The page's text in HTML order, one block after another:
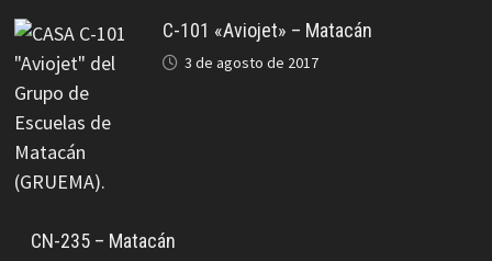
C-101 «Aviojet» – Matacán
3 de agosto de 2017
CN-235 – Matacán